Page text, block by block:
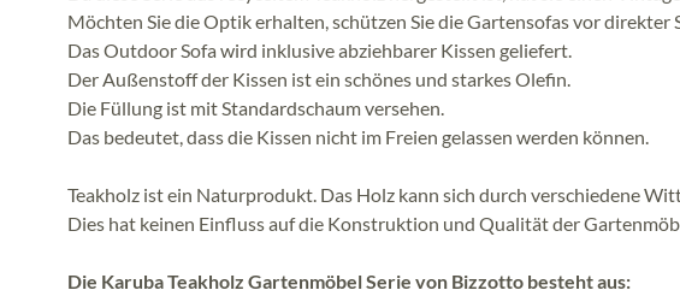
Möchten Sie die Optik erhalten, schützen Sie die Gartensofas vor direkter
Das Outdoor Sofa wird inklusive abziehbarer Kissen geliefert.
Der Außenstoff der Kissen ist ein schönes und starkes Olefin.
Die Füllung ist mit Standardschaum versehen.
Das bedeutet, dass die Kissen nicht im Freien gelassen werden können.
Teakholz ist ein Naturprodukt. Das Holz kann sich durch verschiedene
Dies hat keinen Einfluss auf die Konstruktion und Qualität der
Die Karuba Teakholz Gartenmöbel Serie von Bizzotto besteht aus: